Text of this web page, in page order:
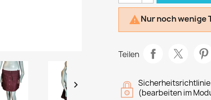

Nur noch wenige
Teilen
(bearbeiten im